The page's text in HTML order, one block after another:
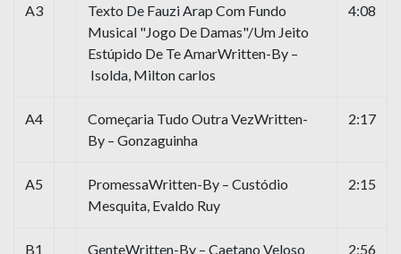
A3
Texto De Fauzi Arap Com Fundo
Musical "Jogo De Damas"/Um Jeito
Estúpido De Te AmarWritten-By –
Isolda, Milton carlos
4:08
A4
Começaria Tudo Outra VezWritten-
By – Gonzaguinha
2:17
A5
PromessaWritten-By – Custódio
Mesquita, Evaldo Ruy
2:15
B1 GenteWritten-By – Caetano Veloso 2:56